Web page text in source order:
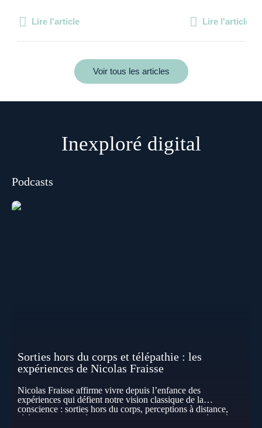
Lire l'article Lire l'article
Voir tous les articles
Inexploré digital
Podcasts
Sorties hors du corps et télépathie : les
expériences de Nicolas Fraisse
Nicolas Fraisse affirme vivre depuis l’enfance des
expériences qui défient notre vision classique de la
conscience : sorties hors du corps, perceptions à distance,
télépathie spontanée… Comment accueillir ces phénomènes